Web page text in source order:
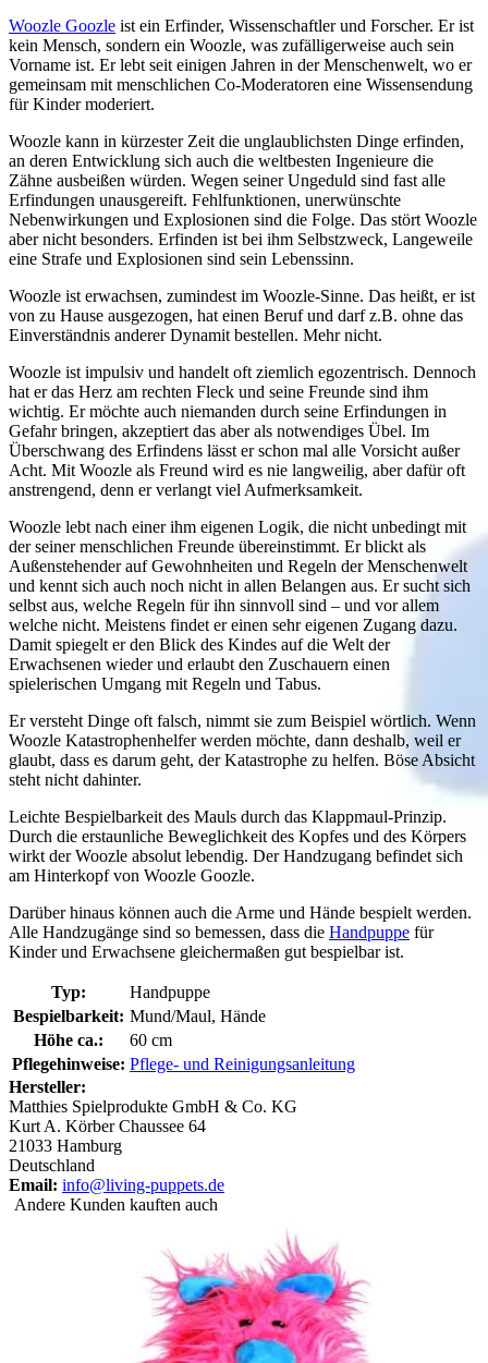
Woozle Goozle ist ein Erfinder, Wissenschaftler und Forscher. Er ist
kein Mensch, sondern ein Woozle, was zufälligerweise auch sein
Vorname ist. Er lebt seit einigen Jahren in der Menschenwelt, wo er
gemeinsam mit menschlichen Co-Moderatoren eine Wissensendung
für Kinder moderiert.
Woozle kann in kürzester Zeit die unglaublichsten Dinge erfinden,
an deren Entwicklung sich auch die weltbesten Ingenieure die
Zähne ausbeißen würden. Wegen seiner Ungeduld sind fast alle
Erfindungen unausgereift. Fehlfunktionen, unerwünschte
Nebenwirkungen und Explosionen sind die Folge. Das stört Woozle
aber nicht besonders. Erfinden ist bei ihm Selbstzweck, Langeweile
eine Strafe und Explosionen sind sein Lebenssinn.
Woozle ist erwachsen, zumindest im Woozle-Sinne. Das heißt, er ist
von zu Hause ausgezogen, hat einen Beruf und darf z.B. ohne das
Einverständnis anderer Dynamit bestellen. Mehr nicht.
Woozle ist impulsiv und handelt oft ziemlich egozentrisch. Dennoch
hat er das Herz am rechten Fleck und seine Freunde sind ihm
wichtig. Er möchte auch niemanden durch seine Erfindungen in
Gefahr bringen, akzeptiert das aber als notwendiges Übel. Im
Überschwang des Erfindens lässt er schon mal alle Vorsicht außer
Acht. Mit Woozle als Freund wird es nie langweilig, aber dafür oft
anstrengend, denn er verlangt viel Aufmerksamkeit.
Woozle lebt nach einer ihm eigenen Logik, die nicht unbedingt mit
der seiner menschlichen Freunde übereinstimmt. Er blickt als
Außenstehender auf Gewohnheiten und Regeln der Menschenwelt
und kennt sich auch noch nicht in allen Belangen aus. Er sucht sich
selbst aus, welche Regeln für ihn sinnvoll sind – und vor allem
welche nicht. Meistens findet er einen sehr eigenen Zugang dazu.
Damit spiegelt er den Blick des Kindes auf die Welt der
Erwachsenen wieder und erlaubt den Zuschauern einen
spielerischen Umgang mit Regeln und Tabus.
Er versteht Dinge oft falsch, nimmt sie zum Beispiel wörtlich. Wenn
Woozle Katastrophenhelfer werden möchte, dann deshalb, weil er
glaubt, dass es darum geht, der Katastrophe zu helfen. Böse Absicht
steht nicht dahinter.
Leichte Bespielbarkeit des Mauls durch das Klappmaul-Prinzip.
Durch die erstaunliche Beweglichkeit des Kopfes und des Körpers
wirkt der Woozle absolut lebendig. Der Handzugang befindet sich
am Hinterkopf von Woozle Goozle.
Darüber hinaus können auch die Arme und Hände bespielt werden.
Alle Handzugänge sind so bemessen, dass die Handpuppe für
Kinder und Erwachsene gleichermaßen gut bespielbar ist.
Typ:
Handpuppe
Bespielbarkeit: Mund/Maul, Hände
Höhe ca.:
60 cm
Pflegehinweise: Pflege- und Reinigungsanleitung
Hersteller:
Matthies Spielprodukte GmbH & Co. KG
Kurt A. Körber Chaussee 64
21033 Hamburg
Deutschland
Email: info@living-puppets.de
Andere Kunden kauften auch